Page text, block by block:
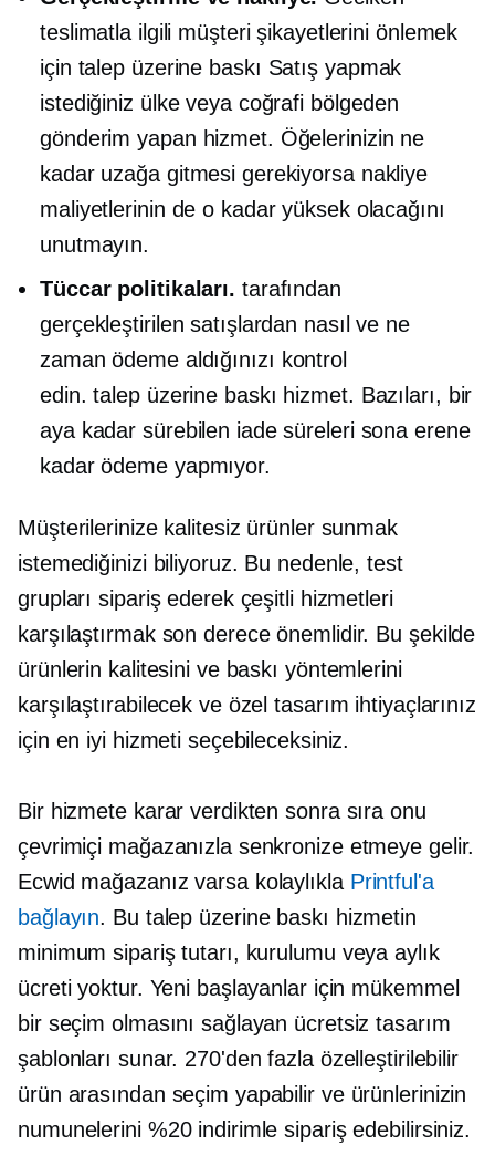
teslimatla ilgili müşteri şikayetlerini önlemek
için talep üzerine baskı Satış yapmak
istediğiniz ülke veya coğrafi bölgeden
gönderim yapan hizmet. Öğelerinizin ne
kadar uzağa gitmesi gerekiyorsa nakliye
maliyetlerinin de o kadar yüksek olacağını
unutmayın.
Tüccar politikaları. tarafından
gerçekleştirilen satışlardan nasıl ve ne
zaman ödeme aldığınızı kontrol
edin.talep üzerine baskı hizmet. Bazıları, bir
aya kadar sürebilen iade süreleri sona erene
kadar ödeme yapmıyor.
Müşterilerinize kalitesiz ürünler sunmak
istemediğinizi biliyoruz. Bu nedenle, test
grupları sipariş ederek çeşitli hizmetleri
karşılaştırmak son derece önemlidir. Bu şekilde
ürünlerin kalitesini ve baskı yöntemlerini
karşılaştırabilecek ve özel tasarım ihtiyaçlarınız
için en iyi hizmeti seçebileceksiniz.
Bir hizmete karar verdikten sonra sıra onu
çevrimiçi mağazanızla senkronize etmeye gelir.
Ecwid mağazanız varsa kolaylıkla Printful'a
bağlayın. Bu talep üzerine baskı hizmetin
minimum sipariş tutarı, kurulumu veya aylık
ücreti yoktur. Yeni başlayanlar için mükemmel
bir seçim olmasını sağlayan ücretsiz tasarım
şablonları sunar. 270'den fazla özelleştirilebilir
ürün arasından seçim yapabilir ve ürünlerinizin
numunelerini %20 indirimle sipariş edebilirsiniz.